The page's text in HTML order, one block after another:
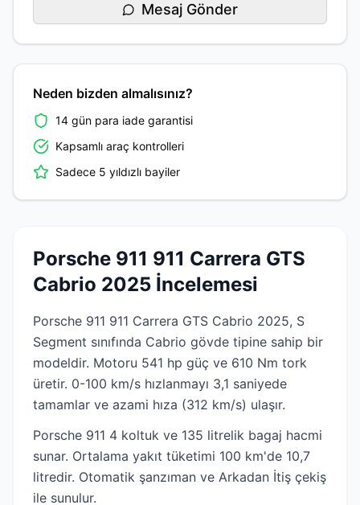
Mesaj Gönder
Neden bizden almalısınız?
14 gün para iade garantisi
Kapsamlı araç kontrolleri
Sadece 5 yıldızlı bayiler
Porsche 911 911 Carrera GTS
Cabrio 2025 İncelemesi
Porsche 911 911 Carrera GTS Cabrio 2025, S
Segment sınıfında Cabrio gövde tipine sahip bir
modeldir. Motoru 541 hp güç ve 610 Nm tork
üretir. 0-100 km/s hızlanmayı 3,1 saniyede
tamamlar ve azami hıza (312 km/s) ulaşır.
Porsche 911 4 koltuk ve 135 litrelik bagaj hacmi
sunar. Ortalama yakıt tüketimi 100 km'de 10,7
litredir. Otomatik şanzıman ve Arkadan İtiş çekiş
ile sunulur.